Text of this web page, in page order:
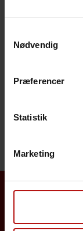
Nødvendig
Præferencer
Statistik
Marketing
Pris
Henvendelse